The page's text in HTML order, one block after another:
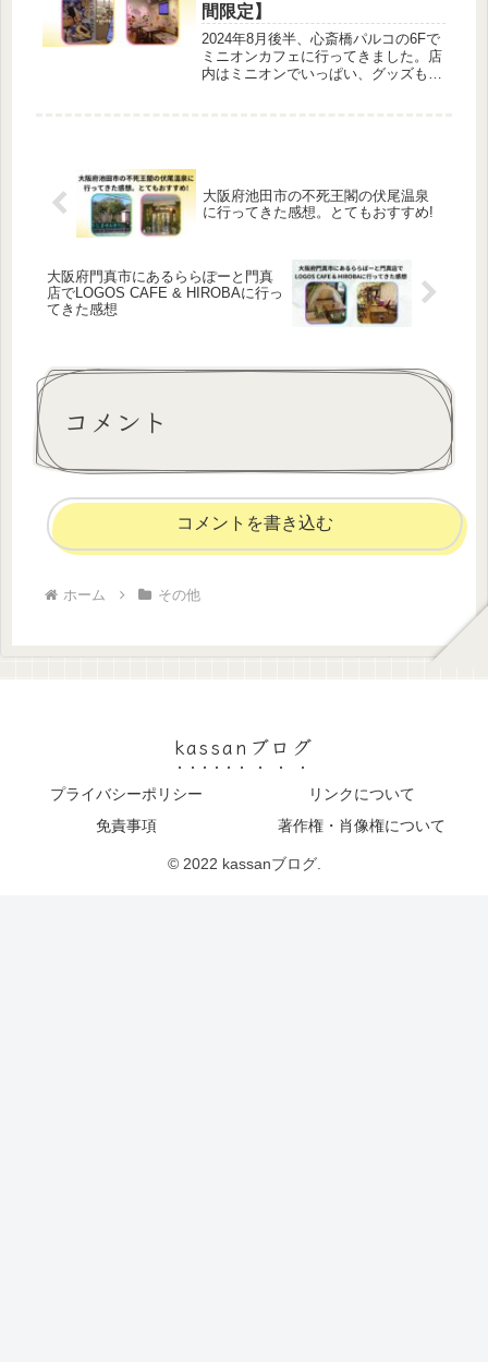
間限定】
2024年8月後半、心斎橋パルコの6Fで
ミニオンカフェに行ってきました。店
内はミニオンでいっぱい、グッズも販
大阪府池田市の不死王閣の伏尾温泉
に行ってきた感想。とてもおすすめ!
大阪府門真市にあるららぽーと門真
店でLOGOS CAFE & HIROBAに行っ
てきた感想
コメント
コメントを書き込む
ホーム その他
kassanブログ
プライバシーポリシー
リンクについて
免責事項
著作権・肖像権について
© 2022 kassanブログ.